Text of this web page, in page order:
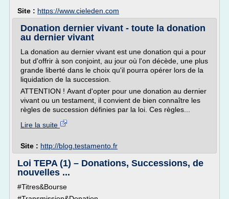
Site : https://www.cieleden.com
Donation dernier vivant - toute la donation
au dernier vivant
La donation au dernier vivant est une donation qui a pour
but d'offrir à son conjoint, au jour où l'on décède, une plus
grande liberté dans le choix qu'il pourra opérer lors de la
liquidation de la succession.
ATTENTION ! Avant d'opter pour une donation au dernier
vivant ou un testament, il convient de bien connaître les
règles de succession définies par la loi. Ces règles...
Lire la suite
Site : http://blog.testamento.fr
Loi TEPA (1) – Donations, Successions, de
nouvelles ...
#Titres&Bourse